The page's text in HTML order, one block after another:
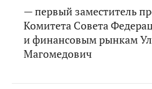
— первый заместитель
Комитета Совета
и финансовым рынкам
Магомедович